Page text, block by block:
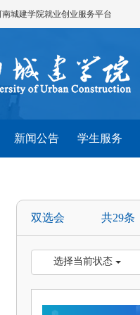
城建学院就业创业服务平台
新闻公告 学生服务
双选会 共29条
选择当前状态